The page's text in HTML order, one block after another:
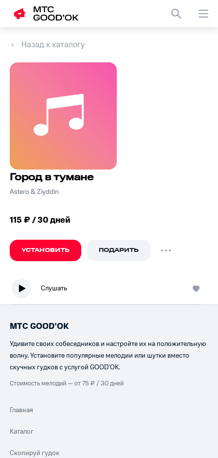
Назад к каталогу
Город в тумане
Astero & Ziyddin
115 ₽ / 30 дней
УСТАНОВИТЬ ПОДАРИТЬ
Слушать
МТС GOOD’OK
Удивите своих собеседников и настройте их на положительную
волну. Установите популярные мелодии или шутки вместо
скучных гудков с услугой GOOD’OK.
Стоимость мелодий — от 75 ₽ / 30 дней
Главная
Каталог
Скопируй гудок